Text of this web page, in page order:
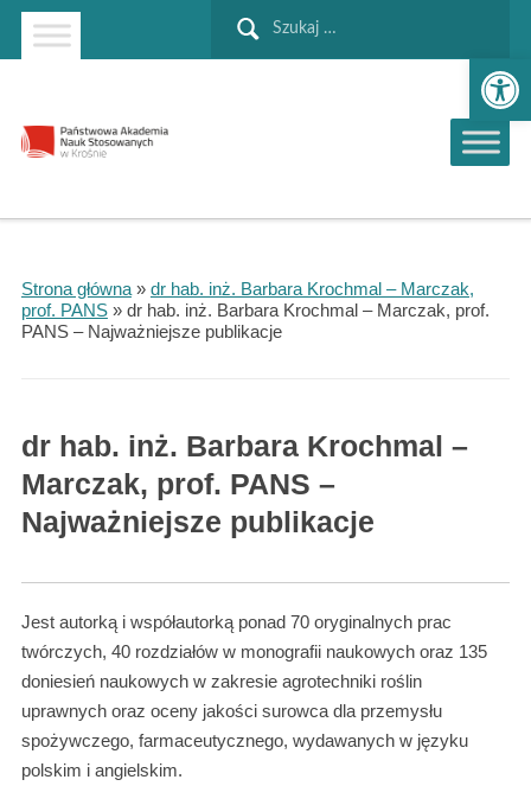
Strona główna
Przejdź do wyszukiwarki
Przejdź do menu głównego
Szukaj:
Strona główna» dr hab. inż. Barbara Krochmal – Marczak,
prof. PANS» dr hab. inż. Barbara Krochmal – Marczak, prof.
PANS – Najważniejsze publikacje
dr hab. inż. Barbara Krochmal –
Marczak, prof. PANS –
Najważniejsze publikacje
Jest autorką i współautorką ponad 70 oryginalnych prac
twórczych, 40 rozdziałów w monografii naukowych oraz 135
doniesień naukowych w zakresie agrotechniki roślin
uprawnych oraz oceny jakości surowca dla przemysłu
spożywczego, farmaceutycznego, wydawanych w języku
polskim i angielskim.